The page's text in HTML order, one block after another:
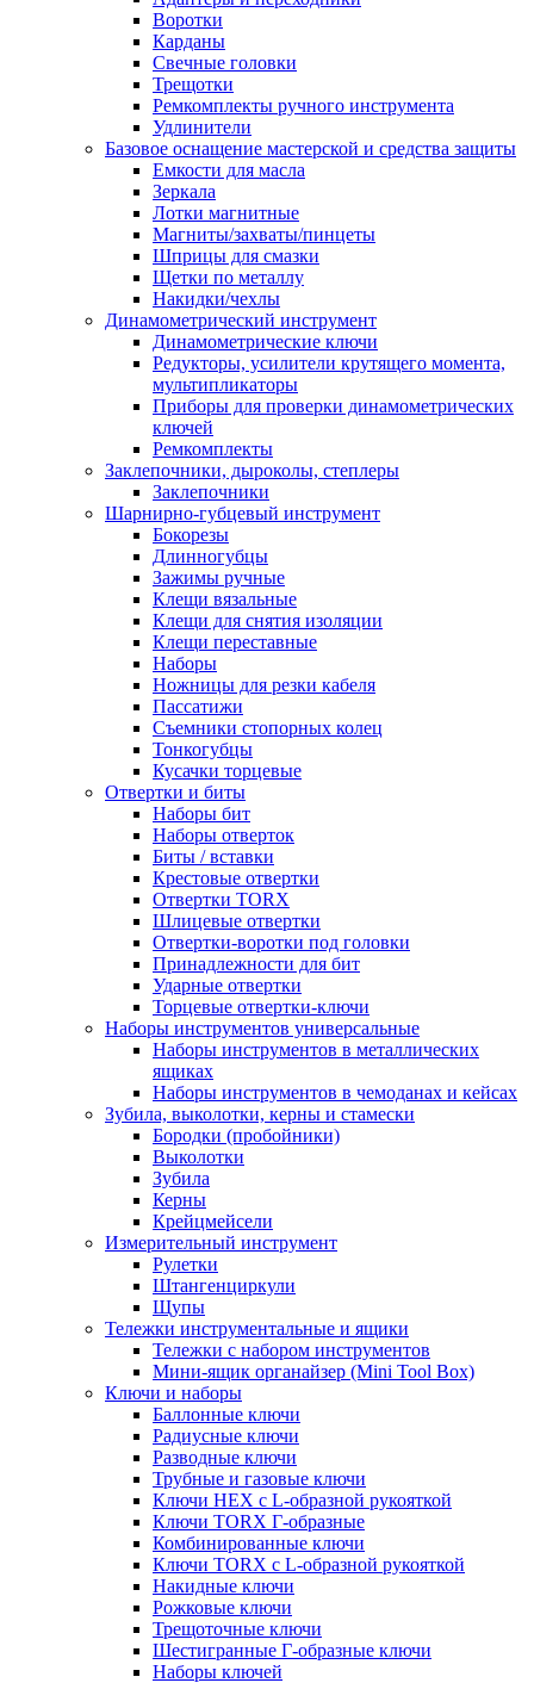
Воротки
Карданы
Свечные головки
Трещотки
Ремкомплекты ручного инструмента
Удлинители
Базовое оснащение мастерской и средства защиты
Емкости для масла
Зеркала
Лотки магнитные
Магниты/захваты/пинцеты
Шприцы для смазки
Щетки по металлу
Накидки/чехлы
Динамометрический инструмент
Динамометрические ключи
Редукторы, усилители крутящего момента,
мультипликаторы
Приборы для проверки динамометрических
ключей
Ремкомплекты
Заклепочники, дыроколы, степлеры
Заклепочники
Шарнирно-губцевый инструмент
Бокорезы
Длинногубцы
Зажимы ручные
Клещи вязальные
Клещи для снятия изоляции
Клещи переставные
Наборы
Ножницы для резки кабеля
Пассатижи
Съемники стопорных колец
Тонкогубцы
Кусачки торцевые
Отвертки и биты
Наборы бит
Наборы отверток
Биты / вставки
Крестовые отвертки
Отвертки TORX
Шлицевые отвертки
Отвертки-воротки под головки
Принадлежности для бит
Ударные отвертки
Торцевые отвертки-ключи
Наборы инструментов универсальные
Наборы инструментов в металлических
ящиках
Наборы инструментов в чемоданах и кейсах
Зубила, выколотки, керны и стамески
Бородки (пробойники)
Выколотки
Зубила
Керны
Крейцмейсели
Измерительный инструмент
Рулетки
Штангенциркули
Щупы
Тележки инструментальные и ящики
Тележки с набором инструментов
Мини-ящик органайзер (Mini Tool Box)
Ключи и наборы
Баллонные ключи
Радиусные ключи
Разводные ключи
Трубные и газовые ключи
Ключи HEX с L-образной рукояткой
Ключи TORX Г-образные
Комбинированные ключи
Ключи TORX с L-образной рукояткой
Накидные ключи
Рожковые ключи
Трещоточные ключи
Шестигранные Г-образные ключи
Наборы ключей